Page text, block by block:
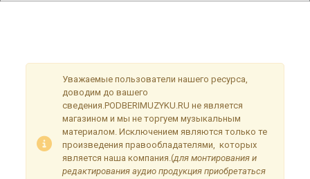
Уважаемые пользователи нашего ресурса,
доводим до вашего
сведения.PODBERIMUZYKU.RU не является
магазином и мы не торгуем музыкальным
материалом. Исключением являются только те
произведения правообладателями, которых
является наша компания.(для монтирования и
редактирования аудио продукция приобретаться